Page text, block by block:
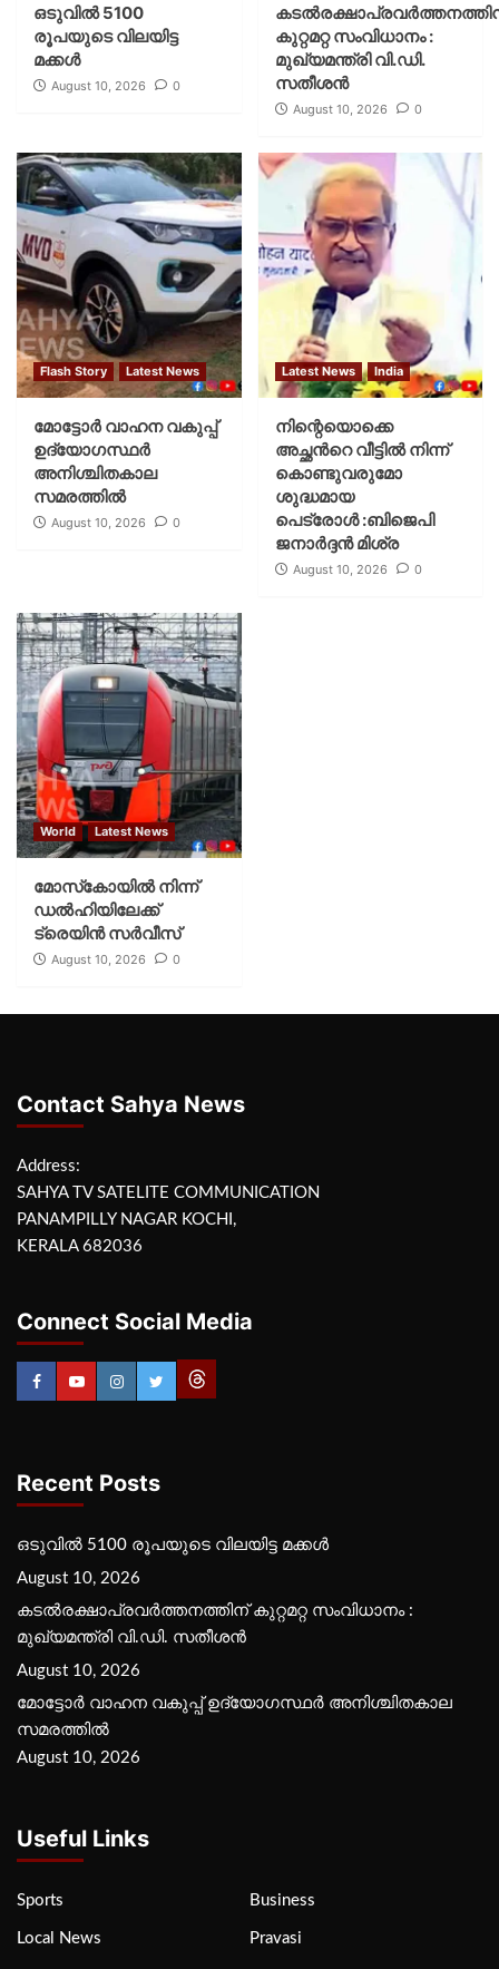
ഒടുവിൽ 5100
രൂപയുടെ വിലയിട്ട
മക്കൾ
August 10, 2026 0
കുറ്റമറ്റ സംവിധാനം :
മുഖ്യമന്ത്രി വി.ഡി.
സതീശന്‍
August 10, 2026 0
Flash Story Latest News
മോട്ടോര്‍ വാഹന വകുപ്പ്
ഉദ്യോഗസ്ഥര്‍
അനിശ്ചിതകാല
സമരത്തില്‍
August 10, 2026 0
Latest News India
നിന്റെയൊക്കെ
അച്ഛൻറെ വീട്ടിൽ നിന്ന്
കൊണ്ടുവരുമോ
ശുദ്ധമായ
പെട്രോൾ :ബിജെപി
ജനാർദ്ദൻ മിശ്ര
August 10, 2026 0
World Latest News
മോസ്‌കോയില്‍ നിന്ന്
ഡല്‍ഹിയിലേക്ക്
ട്രെയിന്‍ സര്‍വീസ്
August 10, 2026 0
Contact Sahya News
Address:
SAHYA TV SATELITE COMMUNICATION
PANAMPILLY NAGAR KOCHI,
KERALA 682036
Connect Social Media
Recent Posts
ഒടുവിൽ 5100 രൂപയുടെ വിലയിട്ട മക്കൾ
August 10, 2026
കടല്‍രക്ഷാപ്രവര്‍ത്തനത്തിന് കുറ്റമറ്റ സംവിധാനം :
മുഖ്യമന്ത്രി വി.ഡി. സതീശന്‍
August 10, 2026
മോട്ടോര്‍ വാഹന വകുപ്പ് ഉദ്യോഗസ്ഥര്‍ അനിശ്ചിതകാല
സമരത്തില്‍
August 10, 2026
Useful Links
Sports Business
Local News Pravasi